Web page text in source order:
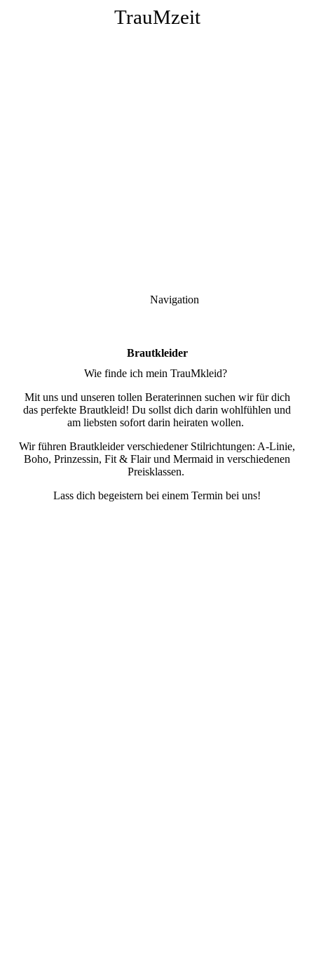
TrauMzeit
Navigation
Brautkleider
Wie finde ich mein TrauMkleid?
Mit uns und unseren tollen Beraterinnen suchen wir für dich
das perfekte Brautkleid! Du sollst dich darin wohlfühlen und
am liebsten sofort darin heiraten wollen.
Wir führen Brautkleider verschiedener Stilrichtungen: A-Linie,
Boho, Prinzessin, Fit & Flair und Mermaid in verschiedenen
Preisklassen.
Lass dich begeistern bei einem Termin bei uns!